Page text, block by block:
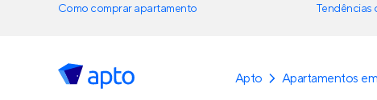
Como comprar apartamento
Tendências
Apto Apartamentos